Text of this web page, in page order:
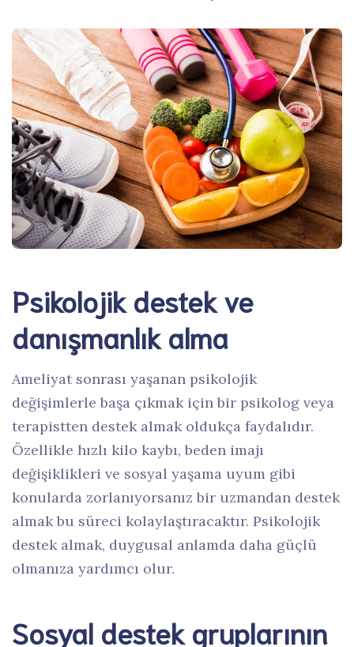
Psikolojik destek ve
danışmanlık alma
Ameliyat sonrası yaşanan psikolojik
değişimlerle başa çıkmak için bir psikolog veya
terapistten destek almak oldukça faydalıdır.
Özellikle hızlı kilo kaybı, beden imajı
değişiklikleri ve sosyal yaşama uyum gibi
konularda zorlanıyorsanız bir uzmandan destek
almak bu süreci kolaylaştıracaktır. Psikolojik
destek almak, duygusal anlamda daha güçlü
olmanıza yardımcı olur.
Sosyal destek gruplarının